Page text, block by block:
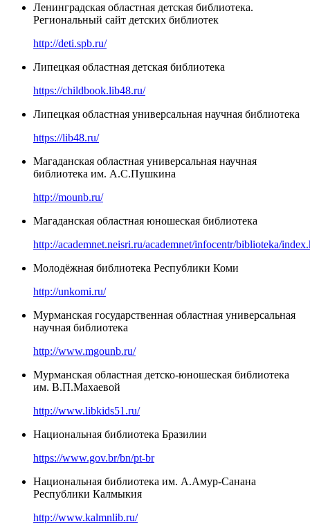
Ленинградская областная детская библиотека.
Региональный сайт детских библиотек
http://deti.spb.ru/
Липецкая областная детская библиотека
https://childbook.lib48.ru/
Липецкая областная универсальная научная библиотека
https://lib48.ru/
Магаданская областная универсальная научная
библиотека им. А.С.Пушкина
http://mounb.ru/
Магаданская областная юношеская библиотека
http://academnet.neisri.ru/academnet/infocentr/biblioteka/
Молодёжная библиотека Республики Коми
http://unkomi.ru/
Мурманская государственная областная универсальная
научная библиотека
http://www.mgounb.ru/
Мурманская областная детско-юношеская библиотека
им. В.П.Махаевой
http://www.libkids51.ru/
Национальная библиотека Бразилии
https://www.gov.br/bn/pt-br
Национальная библиотека им. А.Амур-Санана
Республики Калмыкия
http://www.kalmnlib.ru/